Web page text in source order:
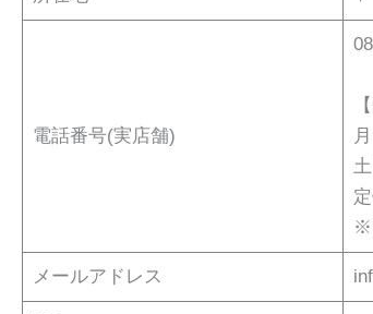
電話番号(実店舗)
※
メールアドレス